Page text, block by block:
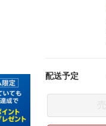
配送予定